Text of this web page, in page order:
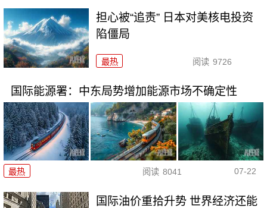
担心被“追责” 日本对美核电投资
陷僵局
最热 阅读 9726
国际能源署：中东局势增加能源市场不确定性
最热 阅读 8041 07-22
国际油价重拾升势 世界经济还能